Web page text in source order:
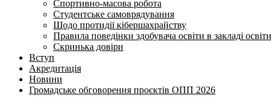
Спортивно-масова робота
Студентське самоврядування
Щодо протидії кібершахрайству
Правила поведінки здобувача освіти в закладі освіти
Скринька довіри
Вступ
Акредитація
Новини
Громадське обговорення проєктів ОПП 2026